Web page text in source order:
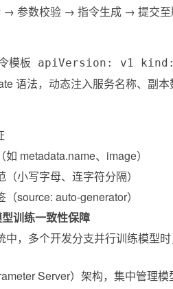
→ 参数校验 → 指令生成 → 提交至
指令模板 apiVersion:
语法，动态注入服务名称、副
metadata.name、image）
小写字母、连字符分隔）
source: auto-generator）
训练一致性保障
中，多个开发分支并行训练模型
Server）架构，集中管理